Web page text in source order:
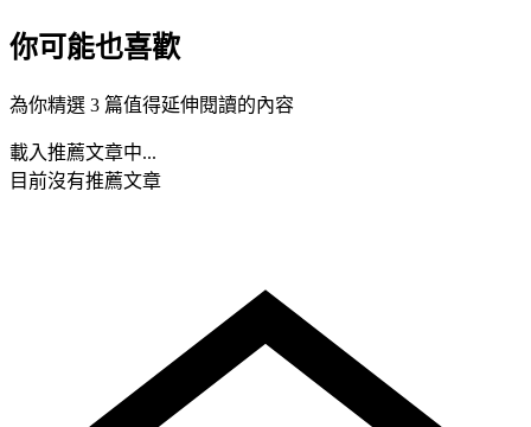
你可能也喜歡
為你精選 3 篇值得延伸閱讀的內容
載入推薦文章中...
目前沒有推薦文章